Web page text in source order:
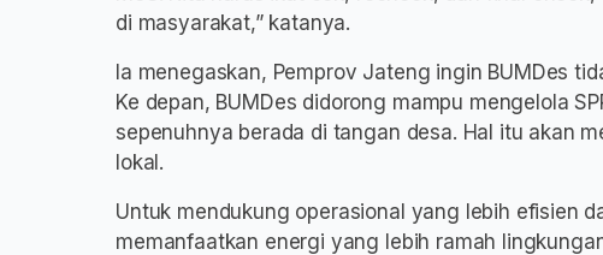
di masyarakat,” katanya.
Ia menegaskan, Pemprov Jateng ingin BUMDes
Ke depan, BUMDes didorong mampu mengelola
sepenuhnya berada di tangan desa. Hal itu akan
lokal.
Untuk mendukung operasional yang lebih efisien
memanfaatkan energi yang lebih ramah